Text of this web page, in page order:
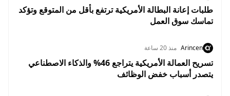
طلبات إعانة البطالة الأمريكية ترتفع بأقل من المتوقع وتؤكد
تماسك سوق العمل
Arincen منذ 20 ساعة
تسريح العمالة الأمريكية يتراجع 46% والذكاء الاصطناعي
يتصدر أسباب خفض الوظائف